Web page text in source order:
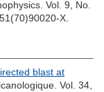
Vol. 9, No.
X.
blast at
Vol. 34,